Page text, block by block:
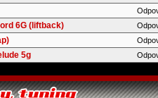
6G (liftback)
5g